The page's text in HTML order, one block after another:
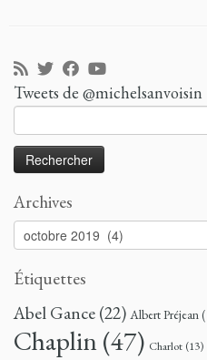
Tweets de @michelsanvoisin
Archives
Archives
Étiquettes
Abel Gance(22) Albert Préjean
Chaplin(47) Charlot (13)